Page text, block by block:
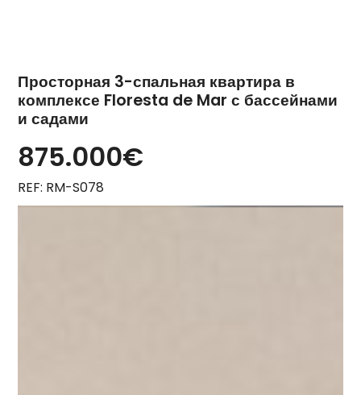
Просторная 3-спальная квартира в
комплексе Floresta de Mar с бассейнами
и садами
875.000€
REF: RM-S078